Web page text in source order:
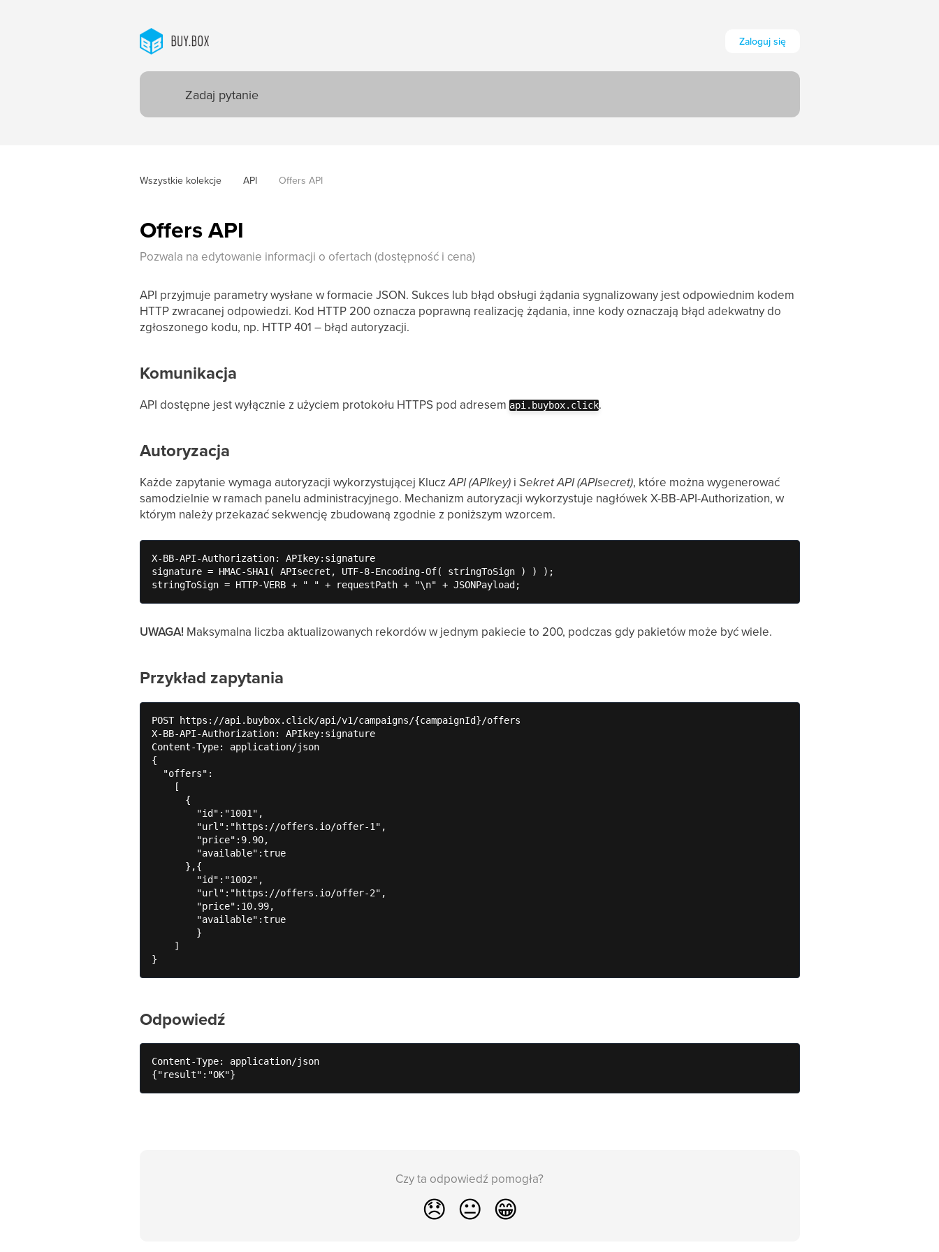
Zaloguj się
Wszystkie kolekcje API Offers API
Offers API
Pozwala na edytowanie informacji o ofertach (dostępność i cena)
API przyjmuje parametry wysłane w formacie JSON. Sukces lub błąd obsługi żądania sygnalizowany jest odpowiednim kodem
HTTP zwracanej odpowiedzi. Kod HTTP 200 oznacza poprawną realizację żądania, inne kody oznaczają błąd adekwatny do
zgłoszonego kodu, np. HTTP 401 – błąd autoryzacji.
Komunikacja
API dostępne jest wyłącznie z użyciem protokołu HTTPS pod adresem api.buybox.click.
Autoryzacja
Każde zapytanie wymaga autoryzacji wykorzystującej KluczAPI (APIkey)i Sekret API (APIsecret), które można wygenerować
samodzielnie w ramach panelu administracyjnego. Mechanizm autoryzacji wykorzystuje nagłówek X-BB-API-Authorization, w
którym należy przekazać sekwencję zbudowaną zgodnie z poniższym wzorcem.
X-BB-API-Authorization: APIkey:signature
signature = HMAC-SHA1( APIsecret, UTF-8-Encoding-Of( stringToSign ) ) );
stringToSign = HTTP-VERB + " " + requestPath + "\n" + JSONPayload;
UWAGA! Maksymalna liczba aktualizowanych rekordów w jednym pakiecie to 200, podczas gdy pakietów może być wiele.
Przykład zapytania
POST https://api.buybox.click/api/v1/campaigns/{campaignId}/offers
X-BB-API-Authorization: APIkey:signature
Content-Type: application/json
{
  "offers":
    [
      {
        "id":"1001",
        "url":"https://offers.io/offer-1",
        "price":9.90,
        "available":true
      },{
        "id":"1002",
        "url":"https://offers.io/offer-2",
        "price":10.99,
        "available":true
        }
    ]
}
Odpowiedź
Content-Type: application/json
{"result":"OK"}
Czy ta odpowiedź pomogła?
😞 😐 😁